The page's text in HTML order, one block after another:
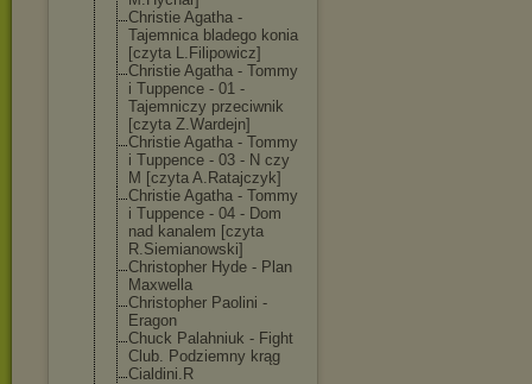
Christie Agatha -
Tajemnica bladego konia
[czyta L.Filipowicz]
Christie Agatha - Tommy
i Tuppence - 01 -
Tajemniczy przeciwnik
[czyta Z.Wardejn]
Christie Agatha - Tommy
i Tuppence - 03 - N czy
M [czyta A.Ratajczyk]
Christie Agatha - Tommy
i Tuppence - 04 - Dom
nad kanalem [czyta
R.Siemianowski]
Christopher Hyde - Plan
Maxwella
Christopher Paolini -
Eragon
Chuck Palahniuk - Fight
Club. Podziemny krąg
Cialdini.R